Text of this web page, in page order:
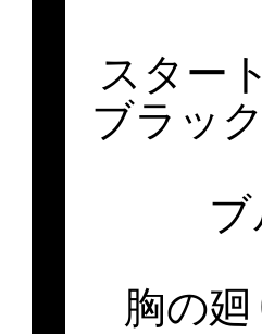
スター
ブラッ
胸の